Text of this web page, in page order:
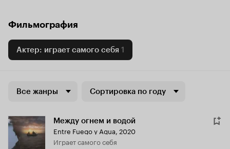
Фильмография
Актер: играет самого себя 1
Все жанры Сортировка по году
Между огнем и водой
Entre Fuego y Agua, 2020
играет самого себя